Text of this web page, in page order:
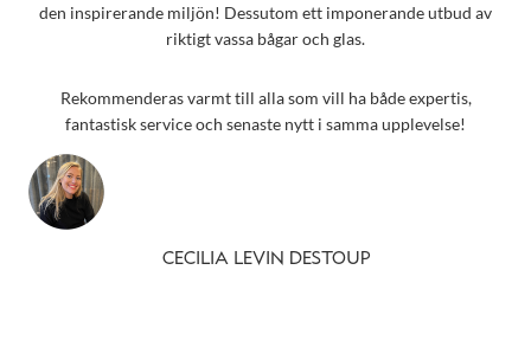
den inspirerande miljön! Dessutom ett imponerande utbud av
riktigt vassa bågar och glas.
Rekommenderas varmt till alla som vill ha både expertis,
fantastisk service och senaste nytt i samma upplevelse!
CECILIA LEVIN DESTOUP